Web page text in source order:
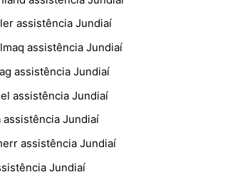
assistência Jundiaí
assistência Jundiaí
assistência Jundiaí
assistência Jundiaí
assistência Jundiaí
assistência Jundiaí
Jundiaí